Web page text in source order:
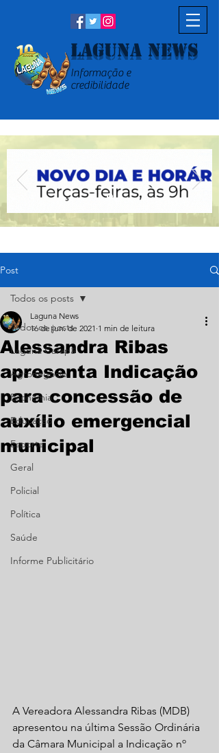
Laguna News
Informação e
credibilidade
Post
Todos os posts
Laguna Carapã
Agronegócio
Economia
Educação
Esporte
Geral
Policial
Política
Saúde
Informe Publicitário
Todos os posts
Alessandra Ribas
apresenta Indicação
para concessão de
auxílio emergencial
municipal
Laguna News
16 de jun. de 2021 1 min de leitura
A Vereadora Alessandra Ribas (MDB)
apresentou na última Sessão Ordinária
da Câmara Municipal a Indicação nº